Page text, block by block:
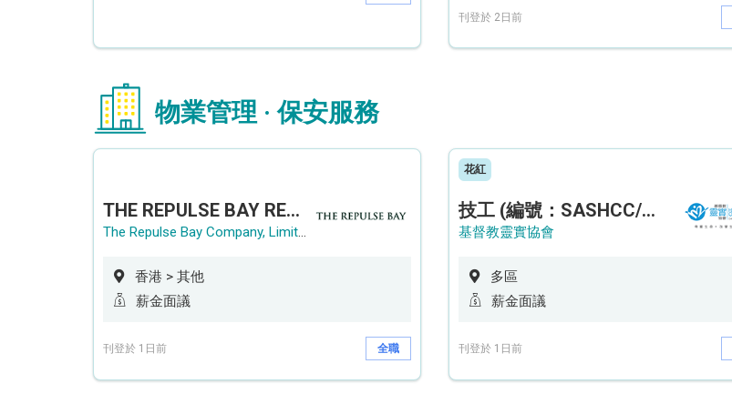
刊登於 2日前
物業管理 · 保安服務
THE REPULSE BAY RECRUITMENT DAY 淺水灣影灣園人才招聘會
The Repulse Bay Company, Limited
香港 > 其他
薪金面議
刊登於 1日前 全職
花紅
技工 (編號：SASHCC/A/CTE)
基督教靈實協會
多區
薪金面議
刊登於 1日前